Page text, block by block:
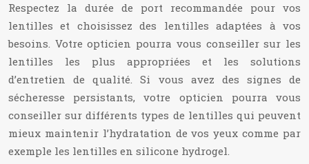
Respectez la durée de port recommandée pour vos
lentilles et choisissez des lentilles adaptées à vos
besoins. Votre opticien pourra vous conseiller sur les
lentilles les plus appropriées et les solutions
d’entretien de qualité. Si vous avez des signes de
sécheresse persistants, votre opticien pourra vous
conseiller sur différents types de lentilles qui peuvent
mieux maintenir l’hydratation de vos yeux comme par
exemple les lentilles en silicone hydrogel.